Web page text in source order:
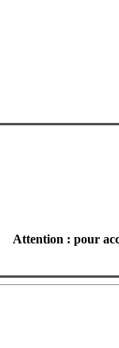
Attention : pour